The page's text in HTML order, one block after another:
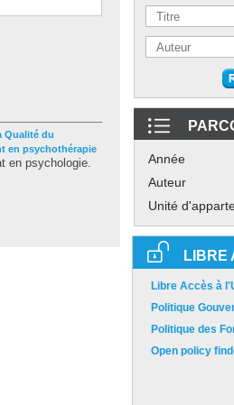
Qualité du
en psychothérapie
en psychologie.
Année
Auteur
Unité
LIBRE
Libre Accès à
Politique
Politique des
Open policy